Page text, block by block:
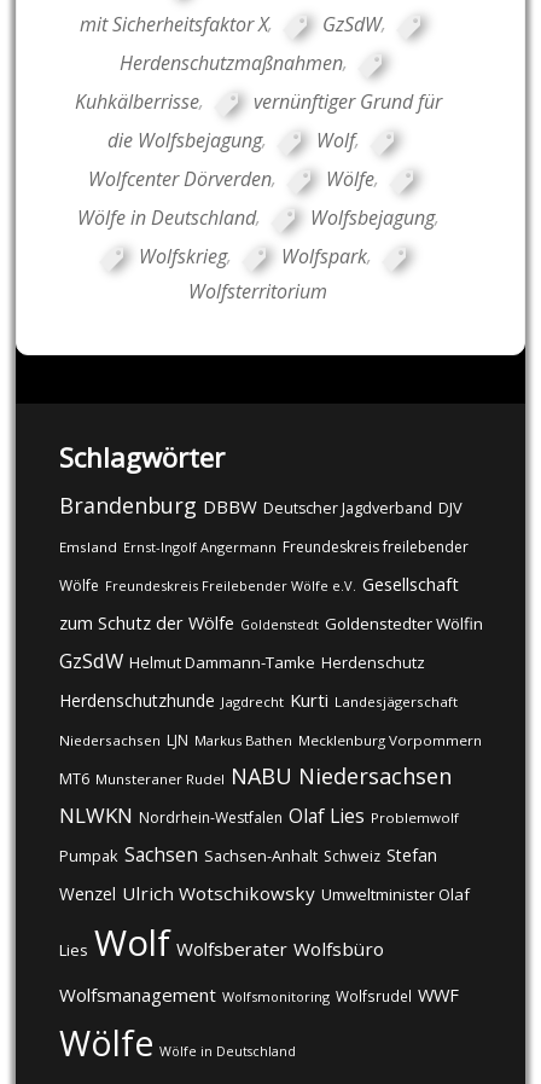
mit Sicherheitsfaktor X, GzSdW,
Herdenschutzmaßnahmen,
Kuhkälberrisse,
vernünftiger Grund für
die Wolfsbejagung, Wolf,
Wolfcenter Dörverden, Wölfe,
Wölfe in Deutschland, Wolfsbejagung,
Wolfskrieg, Wolfspark,
Wolfsterritorium
Schlagwörter
Brandenburg DBBW Deutscher Jagdverband DJV
Emsland Ernst-Ingolf Angermann Freundeskreis freilebender
Wölfe Freundeskreis Freilebender Wölfe e.V. Gesellschaft
zum Schutz der Wölfe Goldenstedt Goldenstedter Wölfin
GzSdW Helmut Dammann-Tamke Herdenschutz
Herdenschutzhunde Jagdrecht Kurti Landesjägerschaft
Niedersachsen LJN Markus Bathen Mecklenburg Vorpommern
MT6 Munsteraner Rudel NABU Niedersachsen
NLWKN Nordrhein-Westfalen Olaf Lies Problemwolf
Pumpak Sachsen Sachsen-Anhalt Schweiz Stefan
Wenzel Ulrich Wotschikowsky Umweltminister Olaf
Lies Wolf Wolfsberater Wolfsbüro
Wolfsmanagement Wolfsmonitoring Wolfsrudel WWF
Wölfe Wölfe in Deutschland